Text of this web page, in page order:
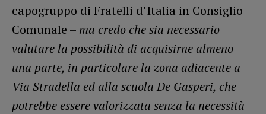
capogruppo di Fratelli d’Italia in Consiglio
Comunale – ma credo che sia necessario
valutare la possibilità di acquisirne almeno
una parte, in particolare la zona adiacente a
Via Stradella ed alla scuola De Gasperi, che
potrebbe essere valorizzata senza la necessità